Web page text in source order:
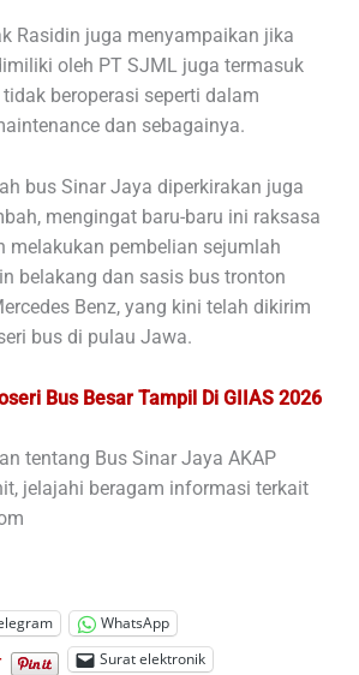
Rasidin juga menyampaikan jika
oleh PT SJML juga termasuk
beroperasi seperti dalam
dan sebagainya.
bus Sinar Jaya diperkirakan juga
mengingat baru-baru ini raksasa
melakukan pembelian sejumlah
belakang dan sasis bus tronton
Benz, yang kini telah dikirim
bus di pulau Jawa.
Bus Besar Tampil Di GIIAS 2026
tentang Bus Sinar Jaya AKAP
jelajahi beragam informasi terkait
WhatsApp
Surat elektronik